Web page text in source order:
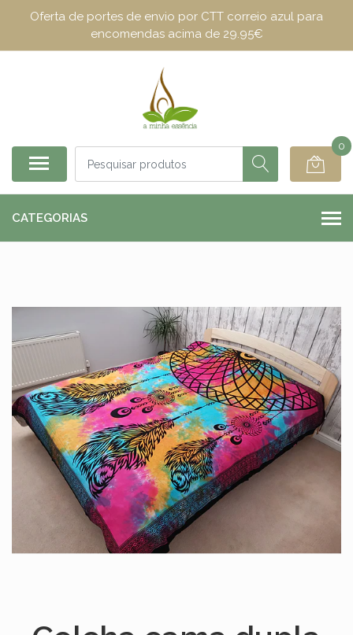
Oferta de portes de envio por CTT correio azul para
encomendas acima de 29.95€
0
CATEGORIAS